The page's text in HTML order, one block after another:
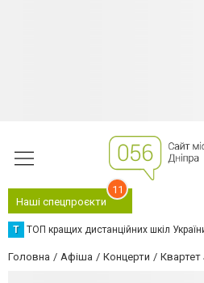
Наші спецпроєкти
11
Т ТОП кращих дистанційних шкіл
Головна Афіша Концерти Квартет